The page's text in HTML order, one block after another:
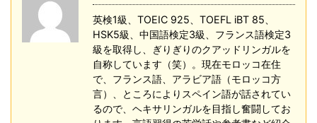
英検1級、TOEIC 925、TOEFL iBT 85、
HSK5級、中国語検定3級、フランス語検定3
級を取得し、ぎりぎりのクアッドリンガルを
自称しています（笑）。現在モロッコ在住
で、フランス語、アラビア語（モロッコ方
言）、ところによりスペイン語が話されてい
るので、ヘキサリンガルを目指し奮闘してお